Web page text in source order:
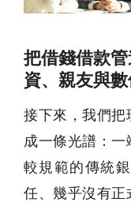
把借錢借款
資、親友與
接下來，我們把
成一條光譜：
較規範的傳統
任、幾乎沒有正